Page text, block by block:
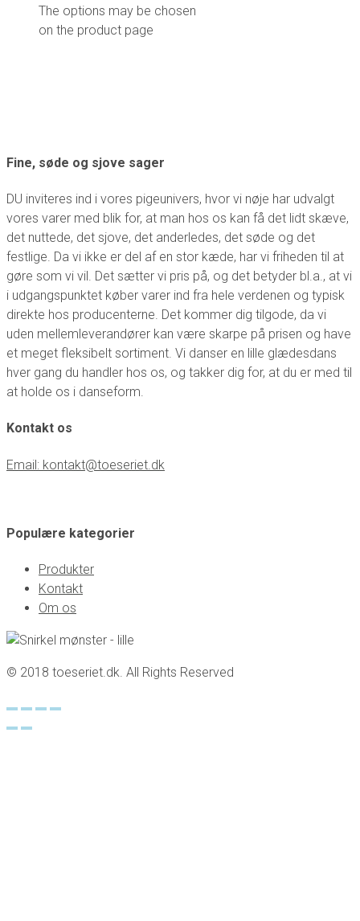
The options may be chosen
on the product page
Fine, søde og sjove sager
DU inviteres ind i vores pigeunivers, hvor vi nøje har udvalgt
vores varer med blik for, at man hos os kan få det lidt skæve,
det nuttede, det sjove, det anderledes, det søde og det
festlige. Da vi ikke er del af en stor kæde, har vi friheden til at
gøre som vi vil. Det sætter vi pris på, og det betyder bl.a., at vi
i udgangspunktet køber varer ind fra hele verdenen og typisk
direkte hos producenterne. Det kommer dig tilgode, da vi
uden mellemleverandører kan være skarpe på prisen og have
et meget fleksibelt sortiment. Vi danser en lille glædesdans
hver gang du handler hos os, og takker dig for, at du er med til
at holde os i danseform.
Kontakt os
Email: kontakt@toeseriet.dk
Populære kategorier
Produkter
Kontakt
Om os
© 2018 toeseriet.dk. All Rights Reserved